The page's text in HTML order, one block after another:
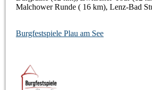
Malchower Runde ( 16 km), Lenz-Bad
Burgfestspiele Plau am See